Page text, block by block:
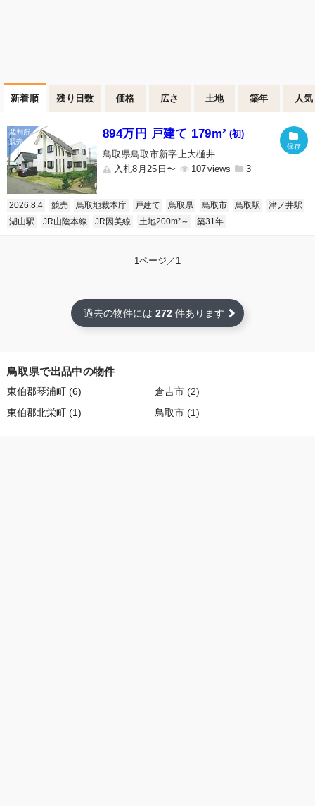
新着順 残り日数 価格 広さ 土地 築年 人気
894万円 戸建て 179m² (初)
鳥取県鳥取市新字上大樋井
入札8月25日〜
107 3
2026.8.4 競売 鳥取地裁本庁 戸建て 鳥取県 鳥取市 鳥取駅
津ノ井駅
湖山駅
JR山陰本線 JR因美線 土地200m²～ 築31年
1ページ／1
過去の物件には 272 件あります
鳥取県で出品中の物件
東伯郡琴浦町 (6) 倉吉市 (2)
東伯郡北栄町 (1) 鳥取市 (1)